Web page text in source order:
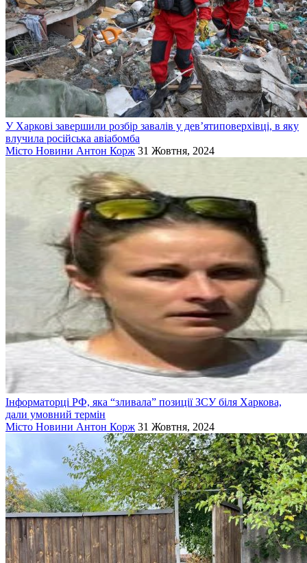
У Харкові завершили розбір завалів у дев’ятиповерхівці, в яку
влучила російська авіабомба
Місто Новини Антон Корж 31 Жовтня, 2024
Інформаторці РФ, яка “зливала” позиції ЗСУ біля Харкова,
дали умовний термін
Місто Новини Антон Корж 31 Жовтня, 2024